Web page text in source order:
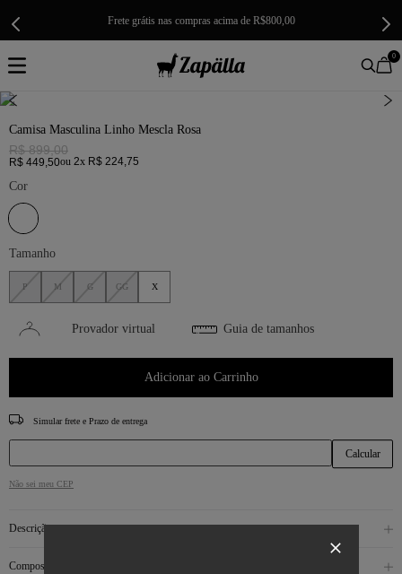
Frete grátis nas compras acima de R$800,00
0
Camisa Masculina Linho Mescla Rosa
R$ 899,00
R$ 449,50ou 2x R$ 224,75
Cor
Tamanho
P M G GG X
Provador virtual Guia de tamanhos
Adicionar ao Carrinho
CEP
Não sei meu CEP
Descrição
Composição